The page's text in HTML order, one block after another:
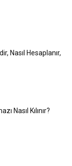
Nasıl Hesaplanır,
Nasıl Kılınır?